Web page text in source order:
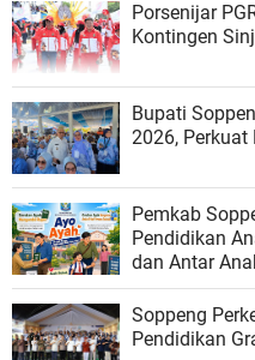
Porsenijar
Kontingen
Bupati
2026,
Pemkab
Pendidikan
dan Antar
Soppeng
Pendidikan